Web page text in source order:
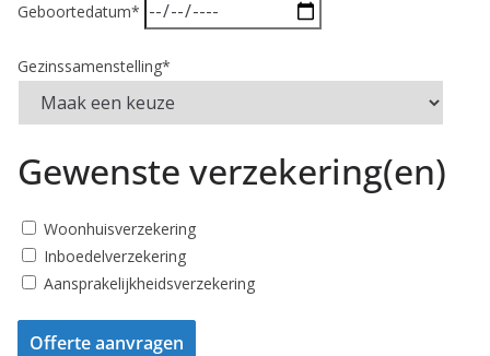
Geboortedatum*
Gezinssamenstelling*
Gewenste verzekering(en)
Woonhuisverzekering
Inboedelverzekering
Aansprakelijkheidsverzekering
Offerte aanvragen